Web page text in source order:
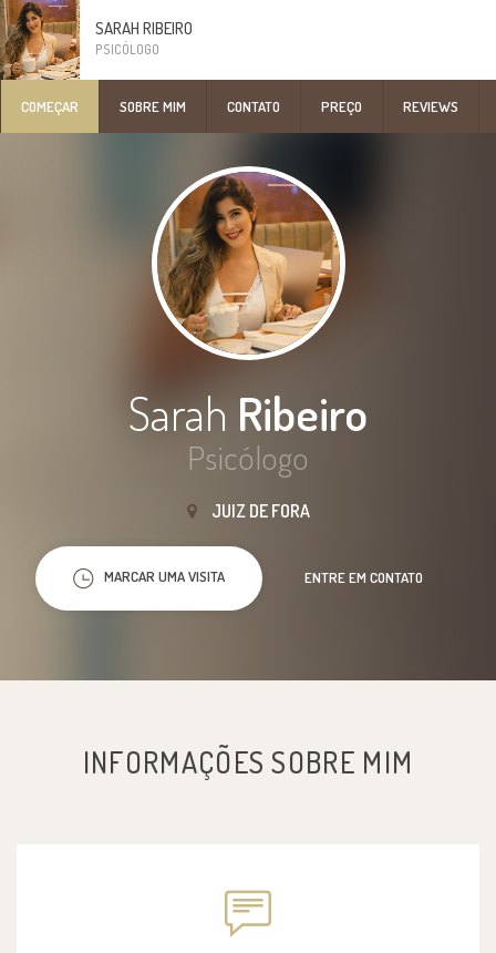
SARAH RIBEIRO
PSICÓLOGO
COMEÇAR SOBRE MIM CONTATO PREÇO REVIEWS
Sarah Ribeiro
Psicólogo
JUIZ DE FORA
MARCAR UMA VISITA ENTRE EM CONTATO
INFORMAÇÕES SOBRE MIM